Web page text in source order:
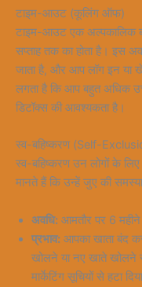
टाइम-आउट (कूलिंग ऑफ)
टाइम-आउट एक अल्पकालिक
सप्ताह तक का होता है। इस
जाता है, और आप लॉग इन
लगता है कि आप बहुत अधिक
डिटॉक्स की आवश्यकता है।
स्व-बहिष्करण (Self-
स्व-बहिष्करण उन लोगों के
मानते हैं कि उन्हें जुए की
अवधि: आमतौर पर 6
प्रभाव: आपका खाता बंद
खोलने या नए खाते खोलने
मार्केटिंग सूचियों से हटा